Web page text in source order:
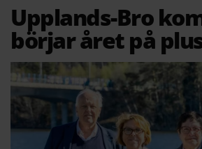
Upplands-Bro
börjar året på